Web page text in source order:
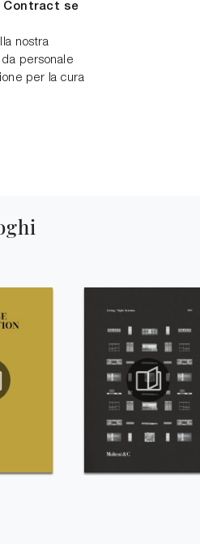
Contract se
nostra
personale
per la cura